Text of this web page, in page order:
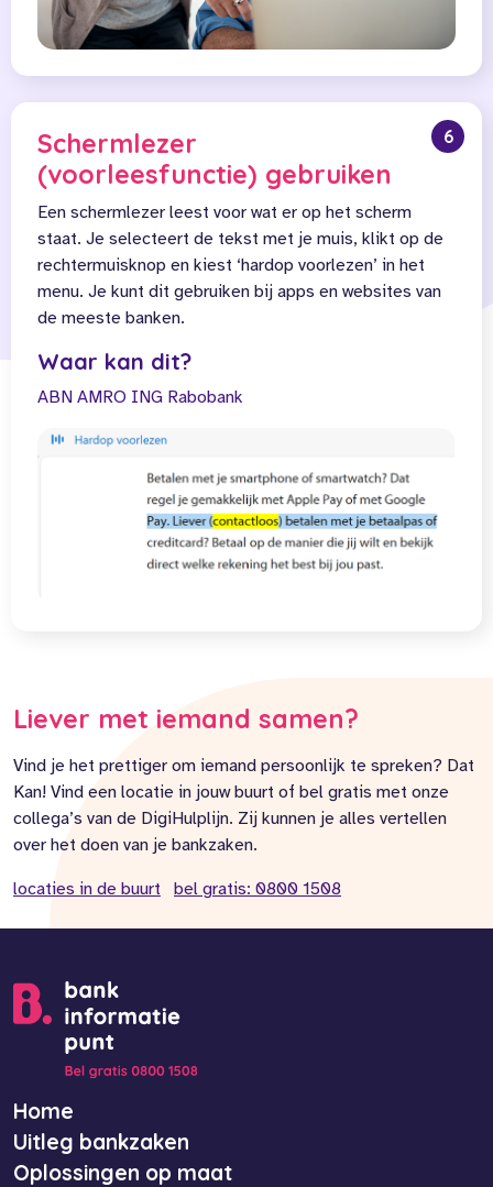
6
Schermlezer
(voorleesfunctie) gebruiken
Een schermlezer leest voor wat er op het scherm
staat. Je selecteert de tekst met je muis, klikt op de
rechtermuisknop en kiest ‘hardop voorlezen’ in het
menu. Je kunt dit gebruiken bij apps en websites van
de meeste banken.
Waar kan dit?
ABN AMRO ING Rabobank
Liever met iemand samen?
Vind je het prettiger om iemand persoonlijk te spreken? Dat
Kan! Vind een locatie in jouw buurt of bel gratis met onze
collega’s van de DigiHulplijn. Zij kunnen je alles vertellen
over het doen van je bankzaken.
locaties in de buurt
bel gratis: 0800 1508
Home
Uitleg bankzaken
Oplossingen op maat